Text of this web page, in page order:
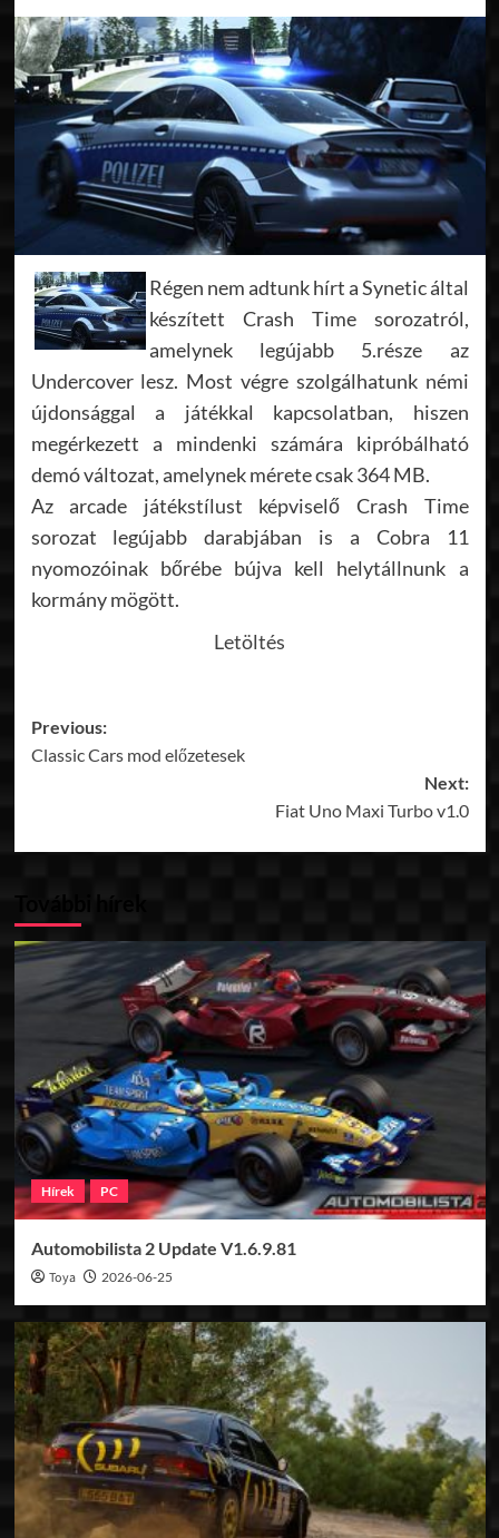
Régen nem adtunk hírt a Synetic által
készített Crash Time sorozatról,
amelynek legújabb 5.része az
Undercover lesz. Most végre szolgálhatunk némi
újdonsággal a játékkal kapcsolatban, hiszen
megérkezett a mindenki számára kipróbálható
demó változat, amelynek mérete csak 364 MB.
Az arcade játékstílust képviselő Crash Time
sorozat legújabb darabjában is a Cobra 11
nyomozóinak bőrébe bújva kell helytállnunk a
kormány mögött.
Letöltés
Post
navigation
Previous:
Classic Cars mod előzetesek
Next:
Fiat Uno Maxi Turbo v1.0
Hírek PC
Automobilista 2 Update V1.6.9.81
Toya 2026-06-25